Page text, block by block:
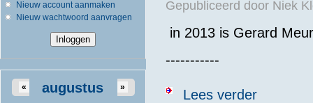
Nieuw account aanmaken
Nieuw wachtwoord aanvragen
augustus
« »
Gepubliceerd door Niek
in 2013 is Gerard
-----------
Lees verderover Gerard